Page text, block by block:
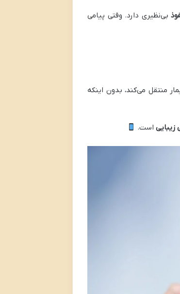
بی‌نظیری دارد. وقتی پیامی
منتقل می‌کند، بدون اینکه
زیبایی است.